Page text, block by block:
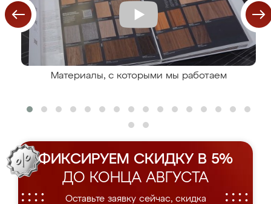
Материалы, с которыми мы работаем
ФИКСИРУЕМ СКИДКУ В 5%
ДО КОНЦА АВГУСТА
Оставьте заявку сейчас, скидка